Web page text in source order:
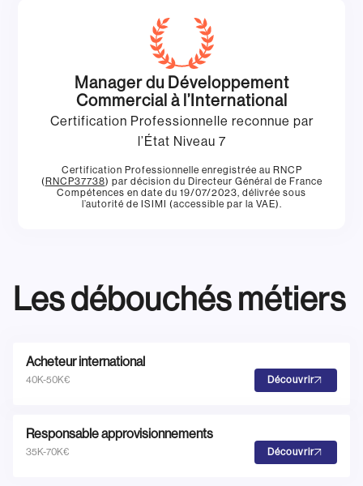
Manager du Développement
Commercial à l’International
Certification Professionnelle reconnue par
l’État Niveau 7
Certification Professionnelle enregistrée au RNCP
(RNCP37738) par décision du Directeur Général de France
Compétences en date du 19/07/2023, délivrée sous
l’autorité de ISIMI (accessible par la VAE).
Les débouchés métiers
Acheteur international
40K-50K€ Découvrir
Responsable approvisionnements
35K-70K€ Découvrir